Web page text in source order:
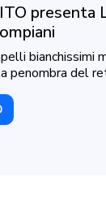
presenta
bianchissimi
penombra del